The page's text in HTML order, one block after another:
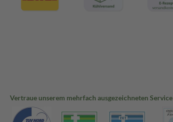
Vertraue unserem mehrfach ausgezeichneten Service